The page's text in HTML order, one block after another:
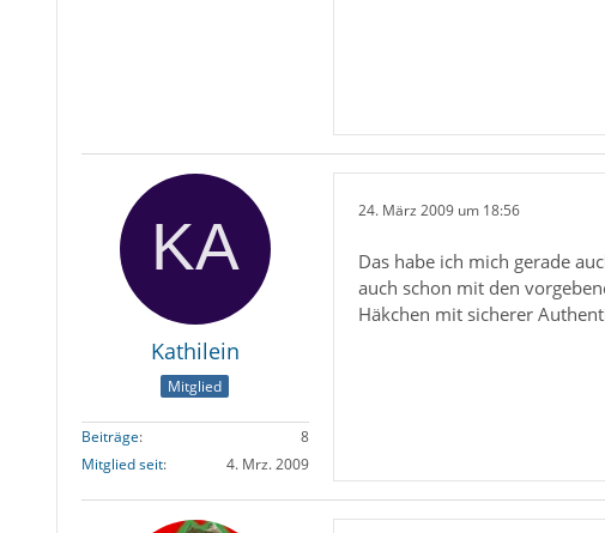
Kathilein
Mitglied
Beiträge
8
Mitglied seit
4. Mrz. 2009
24. März 2009 um 18:56
Das habe ich mich gerade
auch schon mit den
Häkchen mit sicherer